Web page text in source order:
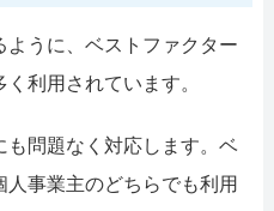
うに、ベストファクター
利用されています。
も問題なく対応します。ベ
事業主のどちらでも利用